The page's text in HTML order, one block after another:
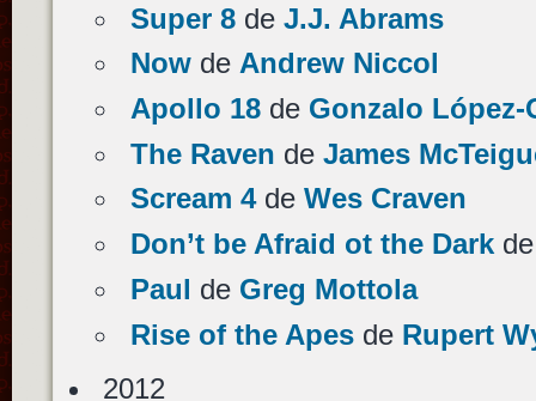
Super 8de J.J. Abrams
Nowde Andrew Niccol
Apollo 18de Gonzalo López-
The Raven de James
Scream 4de Wes Craven
Don’t be Afraid ot the Dark
Paul de Greg Mottola
Rise of the Apesde Rupert
2012